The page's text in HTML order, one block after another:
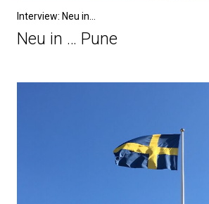
Interview: Neu in...
Neu in … Pune